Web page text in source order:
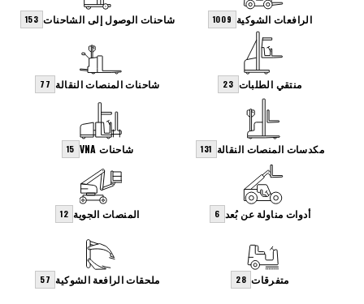
الرافعات الشوكية 1009 شاحنات الوصول إلى الشاحنات 153
منتقي الطلبات 23 شاحنات المنصات النقالة 77
مكدسات المنصات النقالة 131 شاحنات VNA 15
أدوات مناولة عن بُعد 6 المنصات الجوية 12
متفرقات 28 ملحقات الرافعة الشوكية 57